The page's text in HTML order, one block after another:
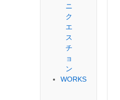
ニ
ク
エ
ス
チ
ョ
ン
WORKS